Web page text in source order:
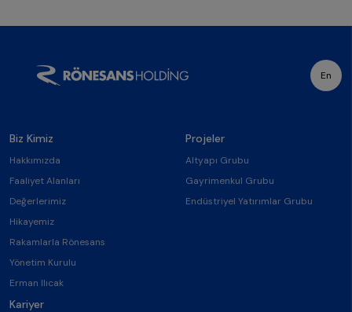
En
Biz Kimiz
Hakkımızda
Faaliyet Alanları
Değerlerimiz
Hikayemiz
Rakamlarla Rönesans
Yönetim Kurulu
Erman Ilıcak
Kariyer
Projeler
Altyapı Grubu
Gayrimenkul Grubu
Endüstriyel Yatırımlar Grubu